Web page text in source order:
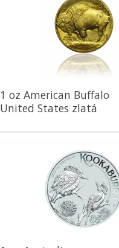
Pridať k
obľúbeným
1 oz American Buffalo
United States zlatá
Pridať k
obľúbeným